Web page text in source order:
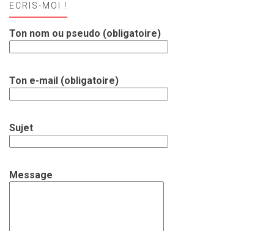
ECRIS-MOI !
Ton nom ou pseudo (obligatoire)
Ton e-mail (obligatoire)
Sujet
Message